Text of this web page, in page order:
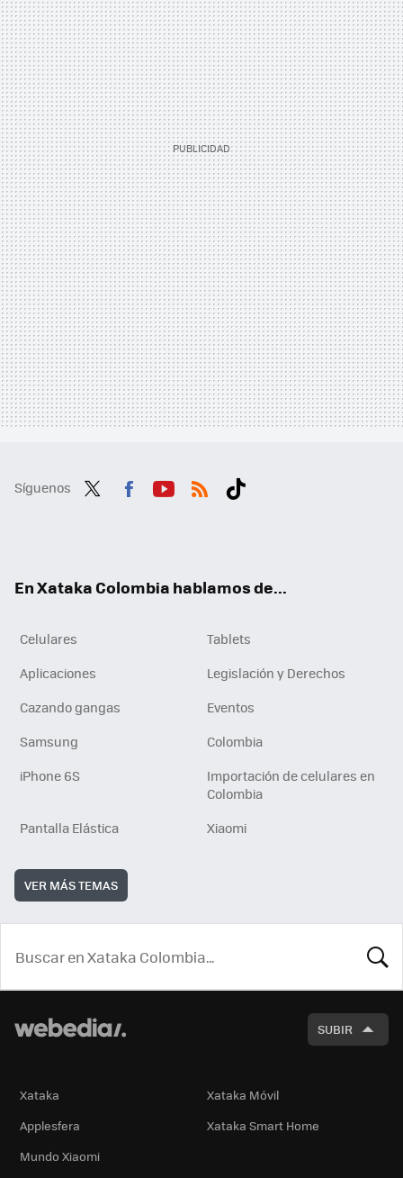
Síguenos
En Xataka Colombia hablamos de...
Celulares
Tablets
Aplicaciones
Legislación y Derechos
Cazando gangas
Eventos
Samsung
Colombia
iPhone 6S
Importación de celulares en
Colombia
Pantalla Elástica
Xiaomi
VER MÁS TEMAS
SUBIR
Xataka
Xataka Móvil
Applesfera
Xataka Smart Home
Mundo Xiaomi